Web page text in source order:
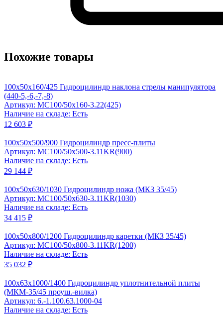
Похожие товары
100x50x160/425 Гидроцилиндр наклона стрелы манипулятора
(440-5,-6,-7,-8)
Артикул: MC100/50x160-3.22(425)
Наличие на складе: Есть
12 603 ₽
100x50x500/900 Гидроцилиндр пресс-плиты
Артикул: MC100/50x500-3.11KR(900)
Наличие на складе: Есть
29 144 ₽
100x50x630/1030 Гидроцилиндр ножа (МКЗ 35/45)
Артикул: MC100/50x630-3.11KR(1030)
Наличие на складе: Есть
34 415 ₽
100x50x800/1200 Гидроцилиндр каретки (МКЗ 35/45)
Артикул: MC100/50x800-3.11KR(1200)
Наличие на складе: Есть
35 032 ₽
100x63x1000/1400 Гидроцилиндр уплотнительной плиты
(МКМ-35/45 проуш.-вилка)
Артикул: 6.-1.100.63.1000-04
Наличие на складе: Есть